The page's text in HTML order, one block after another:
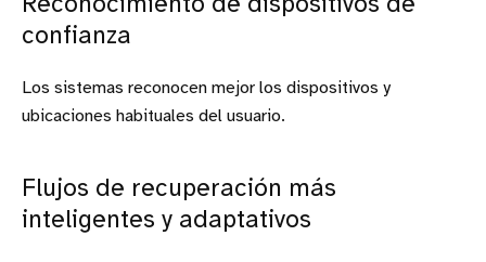
Reconocimiento de dispositivos de
confianza
Los sistemas reconocen mejor los dispositivos y
ubicaciones habituales del usuario.
Flujos de recuperación más
inteligentes y adaptativos